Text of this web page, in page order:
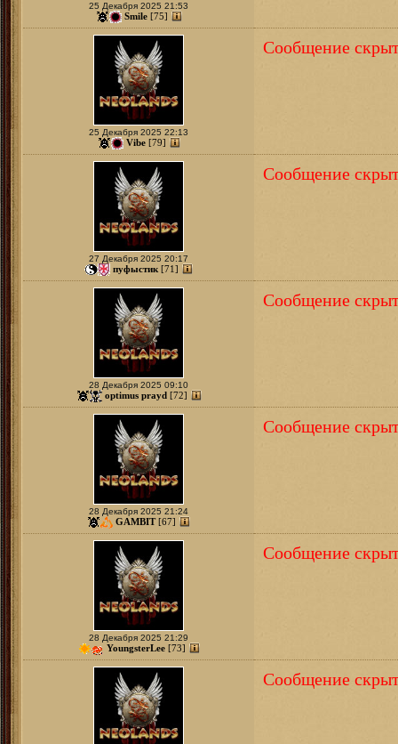
25 Декабря 2025 21:53
Smile [75]
25 Декабря 2025 22:13
Vibe [79]
Сообщение
27 Декабря 2025 20:17
пуфыстик [71]
Сообщение
28 Декабря 2025 09:10
optimus prayd [72]
Сообщение
28 Декабря 2025 21:24
GAMBIT [67]
Сообщение
28 Декабря 2025 21:29
YoungsterLee [73]
Сообщение
Сообщение